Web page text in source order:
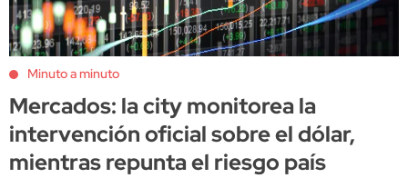
Minuto a minuto
Mercados: la city monitorea la
intervención oficial sobre el dólar,
mientras repunta el riesgo país